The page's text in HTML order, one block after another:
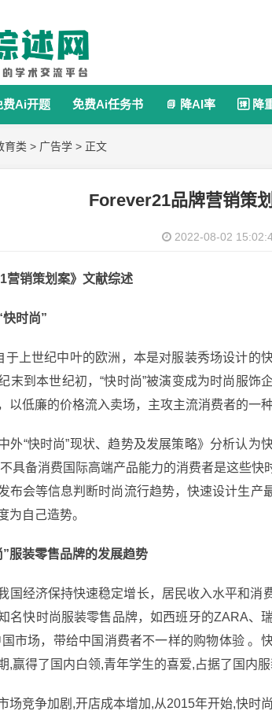
费Ai开题 免费Ai任务书  降AI率  降
育类 > 广告学 > 正文
Forever21品牌营销策
2022-08-02
营销策划案》文献综述
时尚”
于上世纪中叶的欧洲，本是对服装秀场设计
末到本世纪初，“快时尚”被演变成为时尚服
以低廉的价格流入卖场，主攻主流消费者的一种
外“快时尚”现状、趋势及发展策略》分析认
具备消费国际高端产品能力的消费者是这些
布会等信息判断时尚流行趋势，快速设计生
为自己造势。
”服装零售品牌的发展趋势
国经济保持快速稳定增长，居民收入水平和消
名快时尚服装零售品牌，如西班牙的ZARA、
市场，带给中国消费者不一样的购物体验 。
,赢得了国内白领,青年学生的喜爱,占据了国内服
场竞争加剧,开店成本增加,从2015年开始,快时